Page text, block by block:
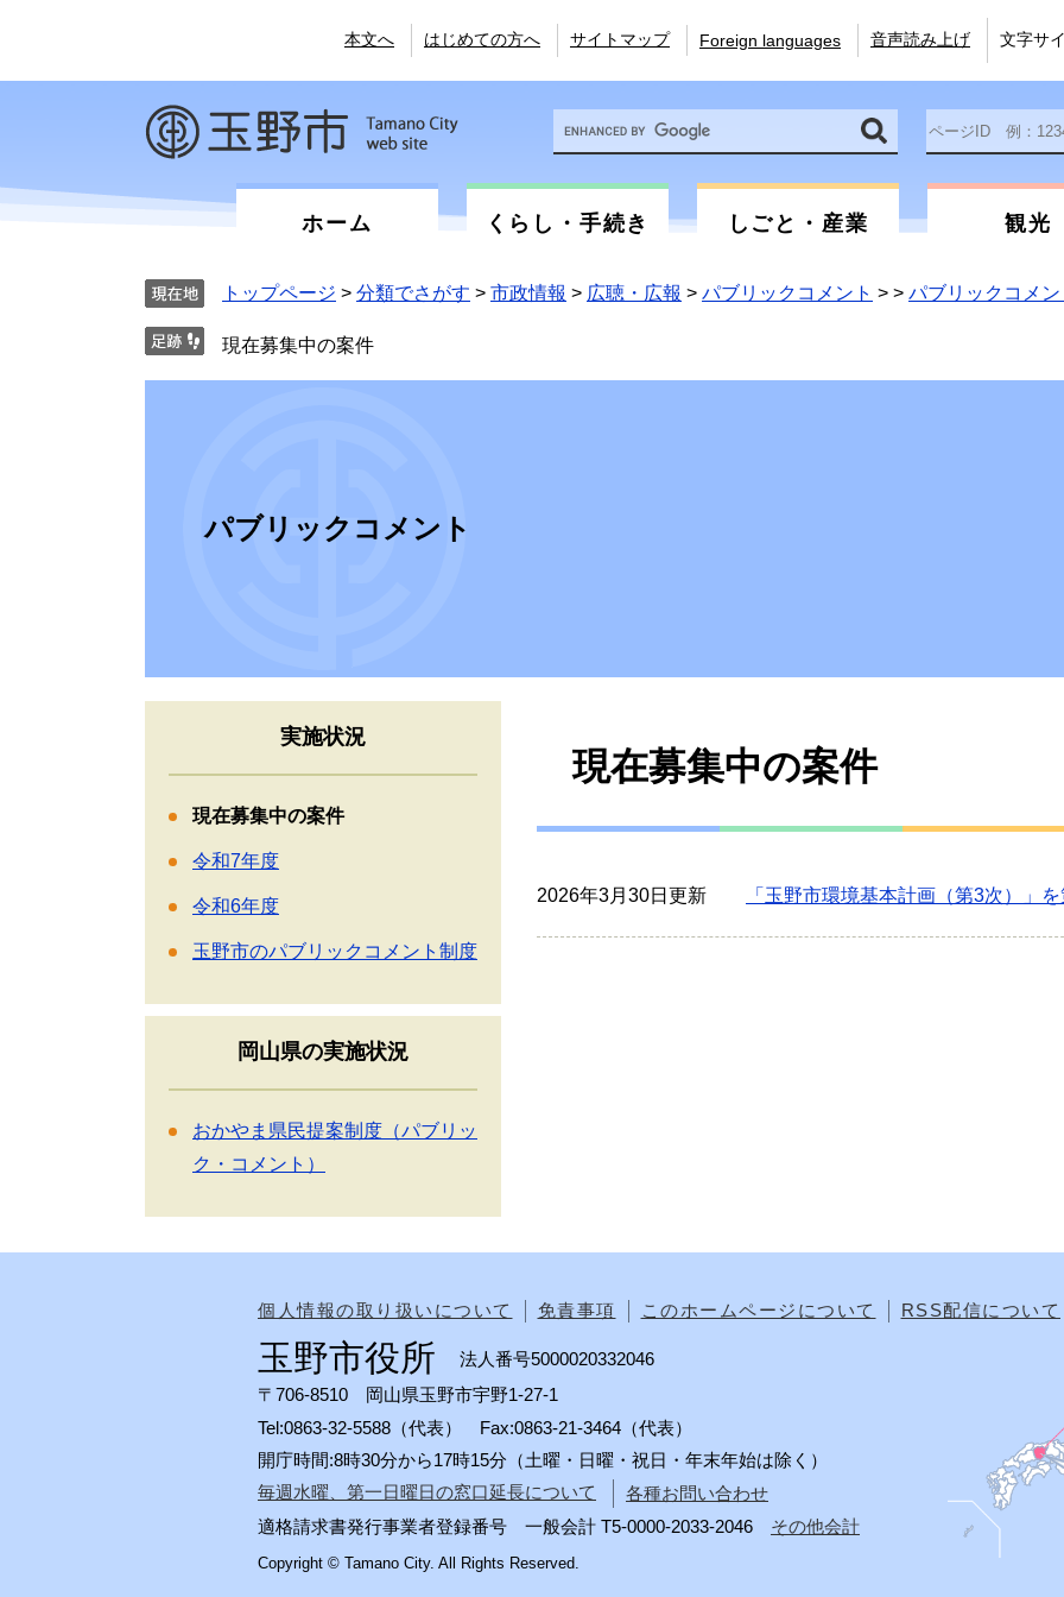
の
す。
ー
し
本文へ はじめての方へ サイトマップ Foreign languages 音声読み上げ 文字サ
カ
タ
ム
ID
を
ホーム くらし・手続き しごと・産業 観光
トップページ > 分類でさがす > 市政情報 > 広聴・広報 > パブリックコメント > > パブリックコメン
現在募集中の案件
パブリックコメント
現在募集中の案件
2026年3月30日更新 「玉野市環境基本計画（第3次）」
実施状況
現在募集中の案件
令和7年度
令和6年度
玉野市のパブリックコメント制度
岡山県の実施状況
おかやま県民提案制度（パブリッ
ク・コメント）
個人情報の取り扱いについて 免責事項 このホームページについて RSS配信について
玉野市役所
法人番号5000020332046
〒706-8510 岡山県玉野市宇野1-27-1
Tel:0863-32-5588（代表） Fax:0863-21-3464（代表）
開庁時間:8時30分から17時15分（土曜・日曜・祝日・年末年始は除く）
毎週水曜、第一日曜日の窓口延長について
各種お問い合わせ
適格請求書発行事業者登録番号 一般会計 T5-0000-2033-2046 その他会計
Copyright © Tamano City. All Rights Reserved.